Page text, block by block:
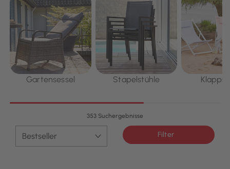
Gartensessel Stapelstühle
353 Suchergebnisse
Filter